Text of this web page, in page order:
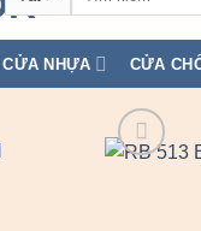
CỬA NHỰA CỬA